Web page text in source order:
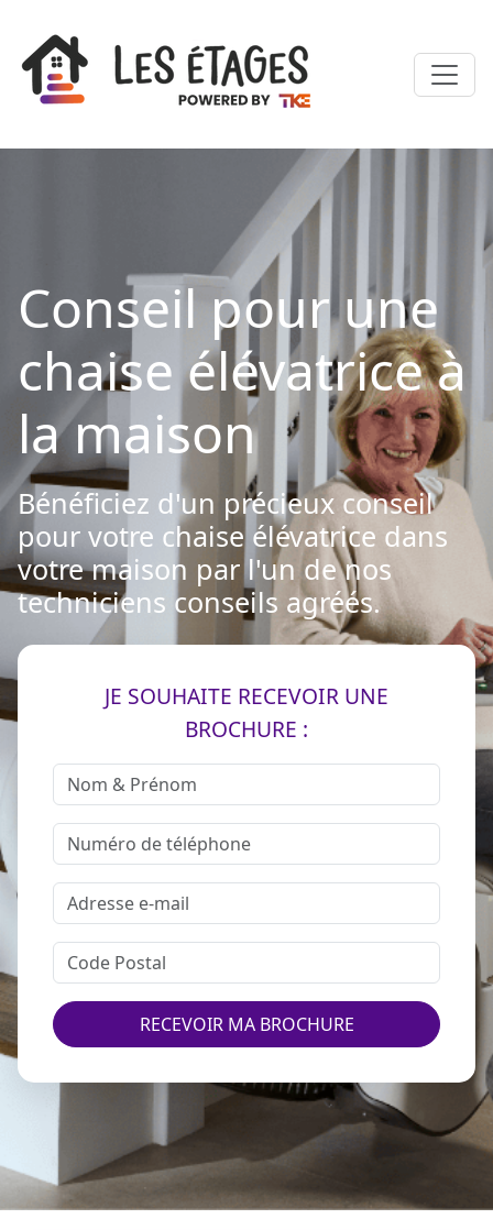
Conseil pour une
chaise élévatrice à
la maison
Bénéficiez d'un précieux conseil
pour votre chaise élévatrice dans
votre maison par l'un de nos
techniciens conseils agréés.
JE SOUHAITE RECEVOIR UNE
BROCHURE :
RECEVOIR MA BROCHURE